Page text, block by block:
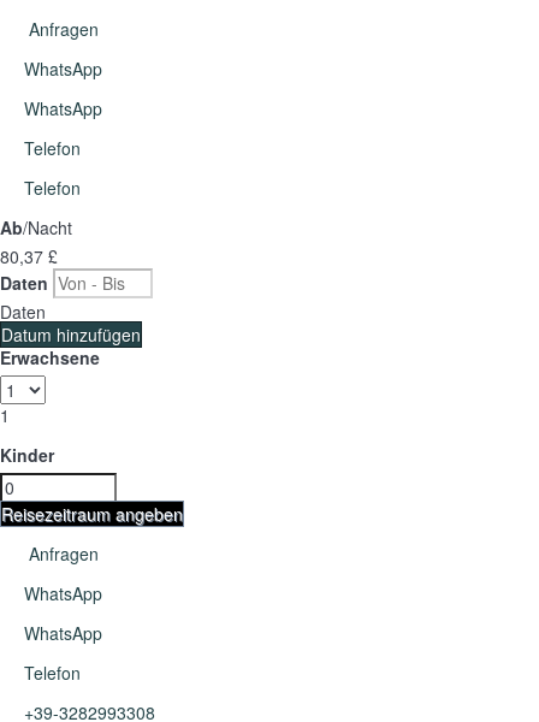
Anfragen
WhatsApp
WhatsApp
Telefon
Telefon
Ab/Nacht
80,37 £
Daten
Daten
Datum hinzufügen
Erwachsene
1
Kinder
Reisezeitraum angeben
Anfragen
WhatsApp
WhatsApp
Telefon
+39-3282993308